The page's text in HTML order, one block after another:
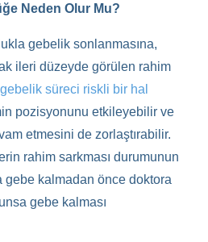
Neden Olur Mu?
gebelik sonlanmasına,
ileri düzeyde görülen rahim
gebelik süreci riskli bir hal
pozisyonunu etkileyebilir ve
etmesini de zorlaştırabilir.
rahim sarkması durumunun
gebe kalmadan önce doktora
gebe kalması